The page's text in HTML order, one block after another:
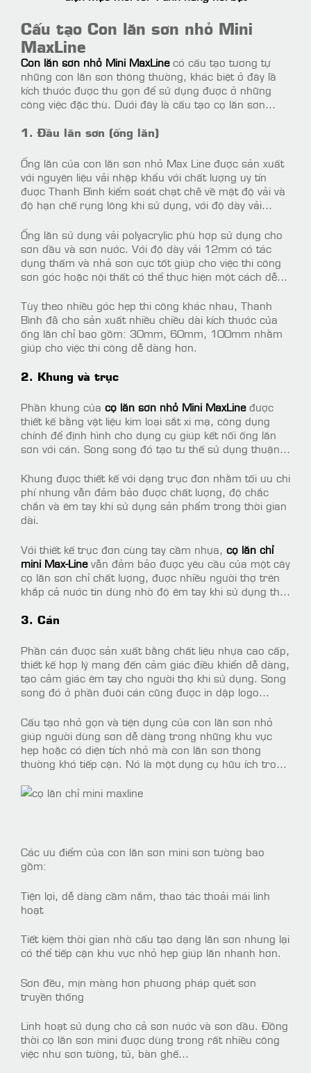
Cấu tạo Con lăn sơn nhỏ Mini
MaxLine
Con lăn sơn nhỏ Mini MaxLinecó cấu tạo tương tự
những con lăn sơn thông thường, khác biệt ở đây lầ
kích thước được thu gọn để sử dụng được ở những
công việc đặc thù. Dưới đây là cấu tạo cọ lăn sơn
1. Đầu lăn sơn (ống lăn)
Ống lăn của con lăn sơn nhỏ Max Line được sản xuất
với nguyên liệu vải nhập khẩu với chất lượng uy tín
được Thanh Bình kiểm soát chạt chẽ về mật độ vải và
độ hạn chế rụng lông khi sử dụng, với độ dày vải
Ống lăn sử dụng vải polyacrylic phù hợp sử dụng cho
sơn dầu và sơn nước. Với độ dày vải 12mm có tác
dụng thấm và nhả sơn cực tốt giúp cho việc thi công
sơn góc hoặc nội thất có thể thực hiện một cách dễ
Tùy theo nhiều góc hẹp thi công khác nhau, Thanh
Bình đã cho sản xuất nhiều chiều dài kích thước của
ống lăn chỉ bao gồm: 30mm, 60mm, 100mm nhằm
giúp cho việc thi công dễ dàng hơn.
2. Khung và trục
Phần khung của cọ lăn sơn nhỏ Mini MaxLineđược
thiết kế bằng vật liệu kim loại sắt xi mạ, công dụng
chính để định hình cho dụng cụ giúp kết nối ống lăn
sơn với cán. Song song đó tạo tư thế sử dụng thuận
Khung được thiết kế với dạng trục đơn nhằm tối ưu chi
phí nhưng vẫn đảm bảo được chất lượng, độ chắc
chắn và êm tay khi sử dụng sản phẩm trong thời gian
dài.
Với thiết kế trục đơn cùng tay cầm nhựa, cọ lăn chỉ
mini Max-Linevẫn đảm bảo được yêu cầu của một cây
cọ lăn sơn chỉ chất lượng, được nhiều người thợ trên
khắp cả nước tin dùng nhờ độ êm tay khi sử dụng thi
3. Cán
Phần cán được sản xuất bằng chất liệu nhựa cao cấp,
thiết kế hợp lý mang đến cảm giác điều khiển dễ dàng,
tạo cảm giác êm tay cho người thợ khi sử dụng. Song
song đó ở phần đuôi cán cũng được in dập logo
Cấu tạo nhỏ gọn và tiện dụng của con lăn sơn nhỏ
giúp người dùng sơn dễ dàng trong những khu vực
hẹp hoặc có diện tích nhỏ mà con lăn sơn thông
thường khó tiếp cận. Nó là một dụng cụ hữu ích trong
xây dựng nhỏ hơn.
Các ưu điểm của con lăn sơn mini sơn tường bao
gồm:
Tiện lợi, dễ dàng cầm nắm, thao tác thoải mái linh
hoạt
Tiết kiệm thời gian nhờ cấu tạo dạng lăn sơn nhưng lại
có thể tiếp cận khu vực nhỏ hẹp giúp lăn nhanh hơn.
Sơn đều, mịn màng hơn phương pháp quét sơn
truyền thống
Linh hoạt sử dụng cho cả sơn nước và sơn dầu. Đồng
thời cọ lăn sơn mini được dùng trong rất nhiều công
việc như sơn tường, tủ, bàn ghế…